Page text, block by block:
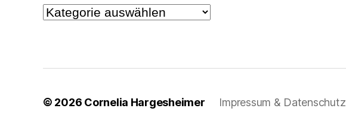
Themen
© 2026 Cornelia Hargesheimer Impressum & Datenschutz